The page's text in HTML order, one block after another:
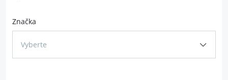
Značka
Vyberte